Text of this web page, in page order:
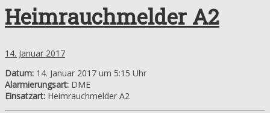
Heimrauchmelder A2
14. Januar 2017
Datum: 14. Januar 2017 um 5:15 Uhr
Alarmierungsart: DME
Einsatzart: Heimrauchmelder A2